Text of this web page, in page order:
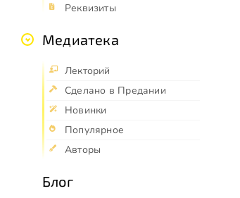
Реквизиты
Медиатека
Лекторий
Сделано в Предании
Новинки
Популярное
Авторы
Блог